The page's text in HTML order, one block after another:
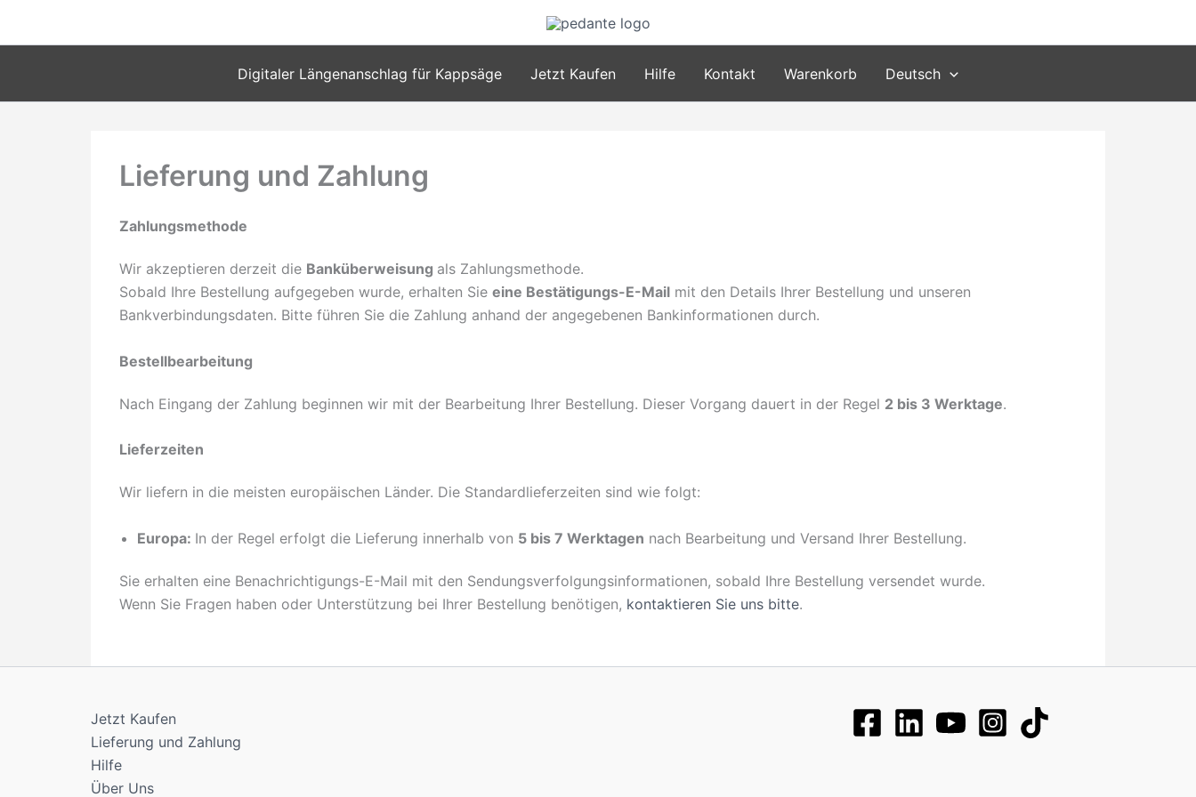
Digitaler Längenanschlag für Kappsäge
Jetzt Kaufen Hilfe Kontakt Warenkorb Deutsch
Lieferung und Zahlung
Zahlungsmethode
Wir akzeptieren derzeit die Banküberweisung als Zahlungsmethode.
Sobald Ihre Bestellung aufgegeben wurde, erhalten Sie eine Bestätigungs-E-Mail mit den Details Ihrer Bestellung und unseren
Bankverbindungsdaten. Bitte führen Sie die Zahlung anhand der angegebenen Bankinformationen durch.
Bestellbearbeitung
Nach Eingang der Zahlung beginnen wir mit der Bearbeitung Ihrer Bestellung. Dieser Vorgang dauert in der Regel 2 bis 3 Werktage.
Lieferzeiten
Wir liefern in die meisten europäischen Länder. Die Standardlieferzeiten sind wie folgt:
Europa: In der Regel erfolgt die Lieferung innerhalb von 5 bis 7 Werktagen nach Bearbeitung und Versand Ihrer Bestellung.
Sie erhalten eine Benachrichtigungs-E-Mail mit den Sendungsverfolgungsinformationen, sobald Ihre Bestellung versendet wurde.
Wenn Sie Fragen haben oder Unterstützung bei Ihrer Bestellung benötigen, kontaktieren Sie uns bitte.
Jetzt Kaufen
Lieferung und Zahlung
Hilfe
Über Uns